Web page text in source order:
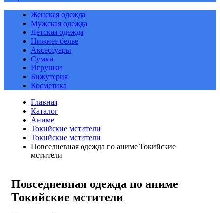
Женская одежда
Мужская одежда
Детская одежда
Нижнее белье
Аксессуары
Сумки
Игрушки
Бижутерия
Косметика
Главная
Каталог
Аниме
Токийские мстители
Токийские мстители
Повседневная одежда по аниме Токийские
мстители
Повседневная одежда по аниме
Токийские мстители